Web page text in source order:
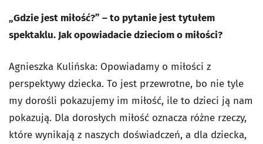
„Gdzie jest miłość?” – to pytanie jest tytułem
spektaklu. Jak opowiadacie dzieciom o miłości?
Agnieszka Kulińska: Opowiadamy o miłości z
perspektywy dziecka. To jest przewrotne, bo nie tyle
my dorośli pokazujemy im miłość, ile to dzieci ją nam
pokazują. Dla dorosłych miłość oznacza różne rzeczy,
które wynikają z naszych doświadczeń, a dla dziecka,